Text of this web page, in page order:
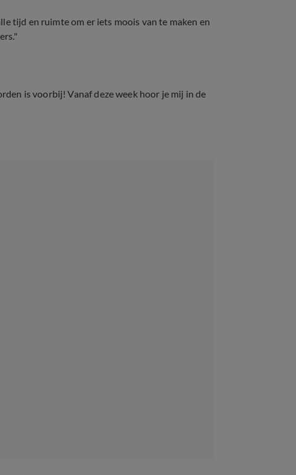
tijd en ruimte om er iets moois van te maken en
is voorbij! Vanaf deze week hoor je mij in de